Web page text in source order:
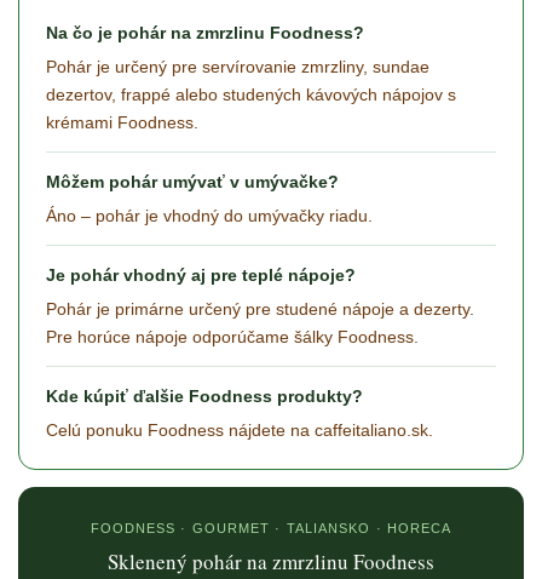
Na čo je pohár na zmrzlinu Foodness?
Pohár je určený pre servírovanie zmrzliny, sundae
dezertov, frappé alebo studených kávových nápojov s
krémami Foodness.
Môžem pohár umývať v umývačke?
Áno – pohár je vhodný do umývačky riadu.
Je pohár vhodný aj pre teplé nápoje?
Pohár je primárne určený pre studené nápoje a dezerty.
Pre horúce nápoje odporúčame šálky Foodness.
Kde kúpiť ďalšie Foodness produkty?
Celú ponuku Foodness nájdete na caffeitaliano.sk.
FOODNESS · GOURMET · TALIANSKO · HORECA
Sklenený pohár na zmrzlinu Foodness